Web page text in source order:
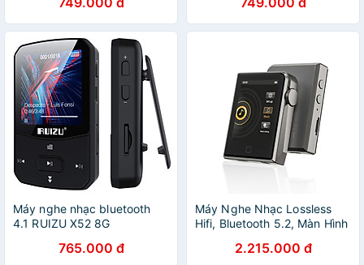
- Hàng Chính Hãng
Máy nghe nhạc bluetooth
4.1 RUIZU X52 8G
765.000 đ
Máy Nghe Nhạc Lossless
Hifi, Bluetooth 5.2, Màn Hình
Ứng Âm Thanh Ruizu A58
2.215.000 đ